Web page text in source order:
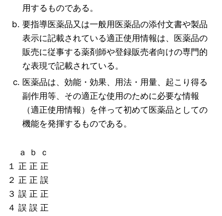
用するものである。
要指導医薬品又は一般用医薬品の添付文書や製品
表示に記載されている適正使用情報は、医薬品の
販売に従事する薬剤師や登録販売者向けの専門的
な表現で記載されている。
医薬品は、効能・効果、用法・用量、起こり得る
副作用等、その適正な使用のために必要な情報
（適正使用情報）を伴って初めて医薬品としての
機能を発揮するものである。
ａ ｂ ｃ
１ 正 正 正
２ 正 正 誤
３ 誤 正 正
４ 誤 誤 正